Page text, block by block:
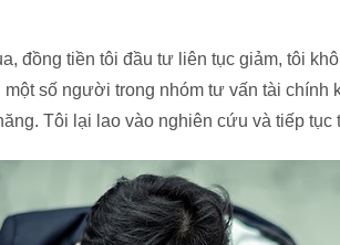
đồng tiền tôi đầu tư liên tục giảm, tôi
số người trong nhóm tư vấn tài chính
Tôi lại lao vào nghiên cứu và tiếp tục